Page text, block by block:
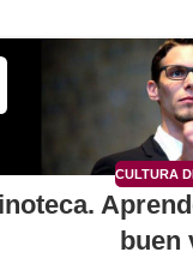
CULTURA
buen